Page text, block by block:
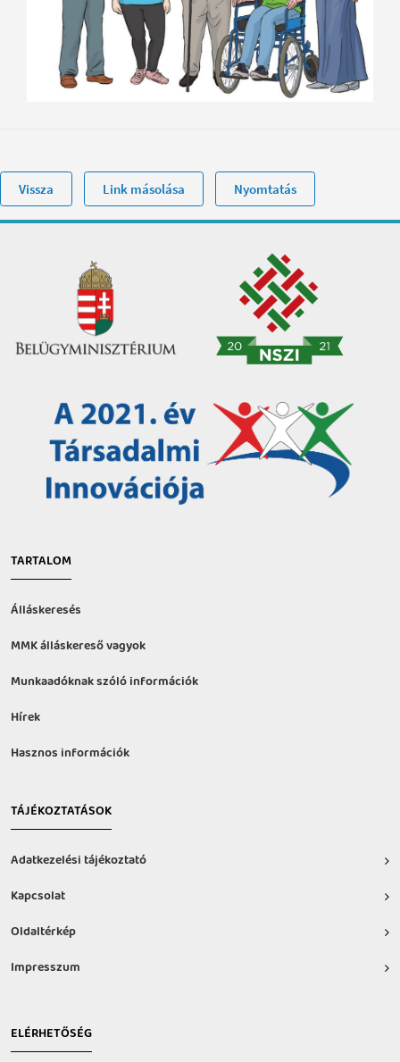
Vissza Link másolása Nyomtatás
TARTALOM
Álláskeresés
MMK álláskereső vagyok
Munkaadóknak szóló információk
Hírek
Hasznos információk
TÁJÉKOZTATÁSOK
Adatkezelési tájékoztató
Kapcsolat
Oldaltérkép
Impresszum
ELÉRHETŐSÉG